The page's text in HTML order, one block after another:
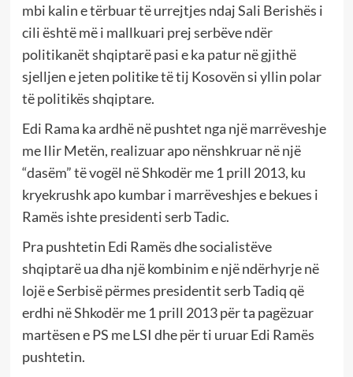
mbi kalin e tërbuar të urrejtjes ndaj Sali Berishës i
cili është më i mallkuari prej serbëve ndër
politikanët shqiptarë pasi e ka patur në gjithë
sjelljen e jeten politike të tij Kosovën si yllin polar
të politikës shqiptare.
Edi Rama ka ardhë në pushtet nga një marrëveshje
me Ilir Metën, realizuar apo nënshkruar në një
“dasëm” të vogël në Shkodër me 1 prill 2013, ku
kryekrushk apo kumbar i marrëveshjes e bekues i
Ramës ishte presidenti serb Tadic.
Pra pushtetin Edi Ramës dhe socialistëve
shqiptarë ua dha një kombinim e një ndërhyrje në
lojë e Serbisë përmes presidentit serb Tadiq që
erdhi në Shkodër me 1 prill 2013 për ta pagëzuar
martësen e PS me LSI dhe për ti uruar Edi Ramës
pushtetin.